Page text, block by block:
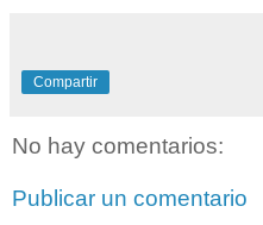
Compartir
No hay comentarios:
Publicar un comentario